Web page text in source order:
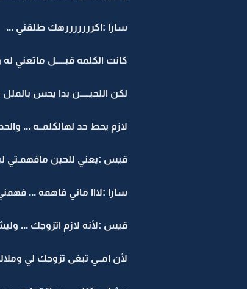
سارا :اكرررررررهك طلقني ...
كانت الكلمه قبـــــل ماتعني
لكن اللحيـــــن بدا يحس
لازم يحط حد لهالكلمــه ...
قيس :يعني للحين مافهمـتي
سارا :لااا ماني فاهمه ... فهمني
قيس :لأنه لازم اتزوجك ...
لأن امــي تبغى تزوجك لي